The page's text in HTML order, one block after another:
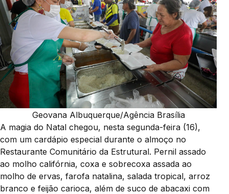
Geovana Albuquerque/Agência Brasília
A magia do Natal chegou, nesta segunda-feira (16),
com um cardápio especial durante o almoço no
Restaurante Comunitário da Estrutural. Pernil assado
ao molho califórnia, coxa e sobrecoxa assada ao
molho de ervas, farofa natalina, salada tropical, arroz
branco e feijão carioca, além de suco de abacaxi com